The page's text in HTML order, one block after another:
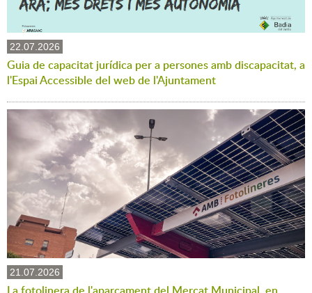
22.07.2026
Guia de capacitat jurídica per a persones amb discapacitat, a
l'Espai Accessible del web de l'Ajuntament
21.07.2026